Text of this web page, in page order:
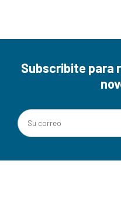
Subscribite para